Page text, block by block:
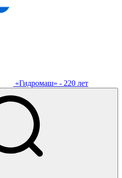
«Гидромаш» - 220 лет